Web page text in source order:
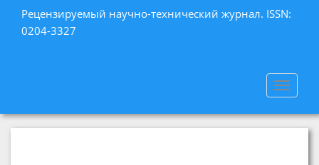
Рецензируемый научно-технический журнал. ISSN:
0204-3327
Toggle